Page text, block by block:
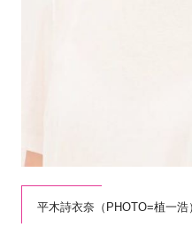
平木詩衣奈（PHOTO=植一浩